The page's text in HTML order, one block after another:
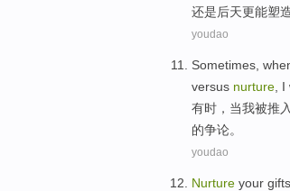
还是后天更能塑
youdao
Sometimes
versus nurture I
有时 ， 当我被推 入
的争论。
youdao
Nurture your gifts